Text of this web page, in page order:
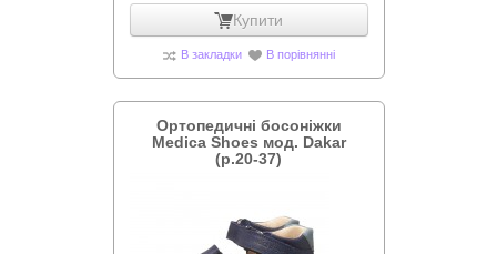
Купити
В закладки В порівнянні
Ортопедичні босоніжки
Medica Shoes мод. Dakar
(р.20-37)